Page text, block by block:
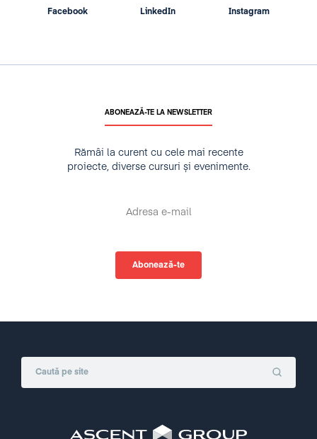
ABONEAZĂ-TE LA NEWSLETTER
Rămâi la curent cu cele mai recente
proiecte, diverse cursuri și evenimente.
Facebook LinkedIn Instagram